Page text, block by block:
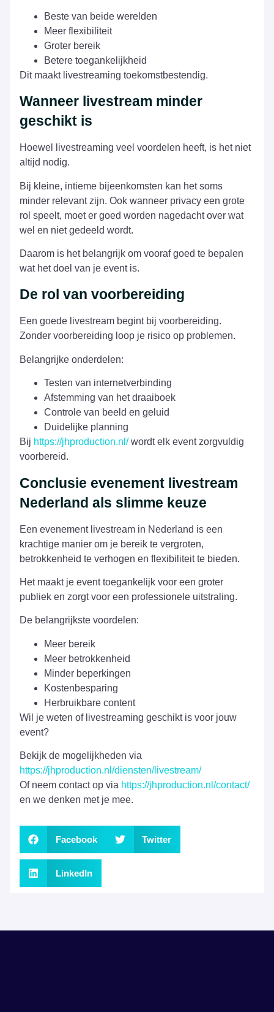
Beste van beide werelden
Meer flexibiliteit
Groter bereik
Betere toegankelijkheid
Dit maakt livestreaming toekomstbestendig.
Wanneer livestream minder
geschikt is
Hoewel livestreaming veel voordelen heeft, is het niet
altijd nodig.
Bij kleine, intieme bijeenkomsten kan het soms
minder relevant zijn. Ook wanneer privacy een grote
rol speelt, moet er goed worden nagedacht over wat
wel en niet gedeeld wordt.
Daarom is het belangrijk om vooraf goed te bepalen
wat het doel van je event is.
De rol van voorbereiding
Een goede livestream begint bij voorbereiding.
Zonder voorbereiding loop je risico op problemen.
Belangrijke onderdelen:
Testen van internetverbinding
Afstemming van het draaiboek
Controle van beeld en geluid
Duidelijke planning
Bij https://jhproduction.nl/wordt elk event zorgvuldig
voorbereid.
Conclusie evenement livestream
Nederland als slimme keuze
Een evenement livestream in Nederland is een
krachtige manier om je bereik te vergroten,
betrokkenheid te verhogen en flexibiliteit te bieden.
Het maakt je event toegankelijk voor een groter
publiek en zorgt voor een professionele uitstraling.
De belangrijkste voordelen:
Meer bereik
Meer betrokkenheid
Minder beperkingen
Kostenbesparing
Herbruikbare content
Wil je weten of livestreaming geschikt is voor jouw
event?
Bekijk de mogelijkheden via
https://jhproduction.nl/diensten/livestream/
Of neem contact op via https://jhproduction.nl/contact/
en we denken met je mee.
Facebook Twitter
LinkedIn